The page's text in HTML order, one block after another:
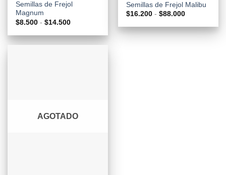
Semillas de Frejol
Magnum
$8.500 - $14.500Rango
precios:
Semillas de Frejol Malibu
$16.200 - $88.000Rango
precios:
desde
AGOTADO